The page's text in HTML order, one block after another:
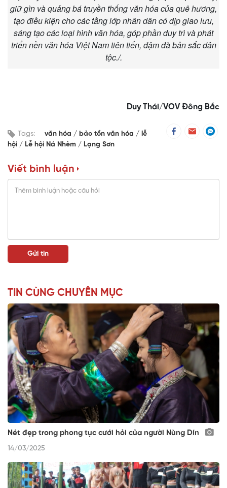
giữ gìn và quảng bá truyền thống văn hóa của quê hương,
tạo điều kiện cho các tầng lớp nhân dân có dịp giao lưu,
sáng tạo các loại hình văn hóa, góp phần duy trì và phát
triển nền văn hóa Việt Nam tiên tiến, đậm đà bản sắc dân
tộc./.
Duy Thái/VOV Đông Bắc
Tags: văn hóa bảo tồn văn hóa
lễ
hội
Lễ hội Ná Nhèm Lạng Sơn
Viết bình luận
TIN CÙNG CHUYÊN MỤC
Nét đẹp trong phong tục cưới hỏi của người Nùng Dín
14/03/2025